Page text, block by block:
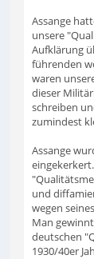
Assange
unsere
Aufklärung
führenden
waren
dieser
schreiben
zumindest
Assange
und
wegen
Man
deutschen
1930/40er